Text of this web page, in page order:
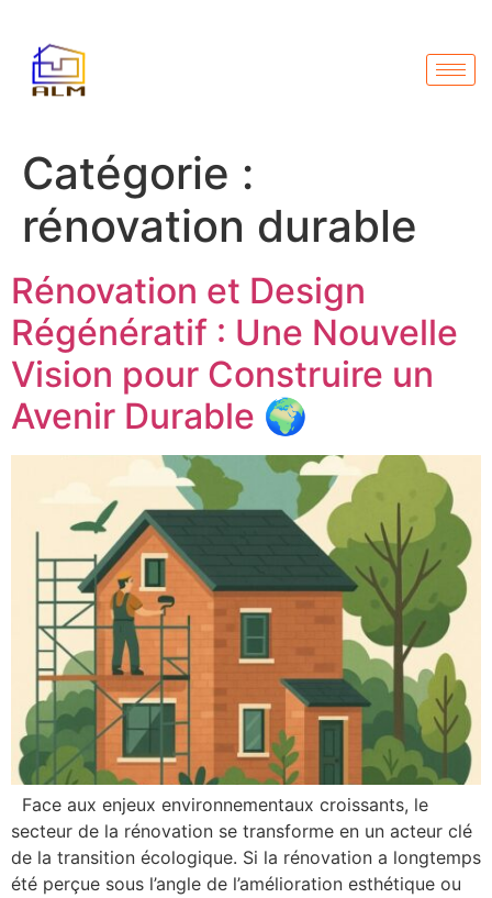
Catégorie :
rénovation durable
Rénovation et Design
Régénératif : Une Nouvelle
Vision pour Construire un
Avenir Durable 🌍
Face aux enjeux environnementaux croissants, le
secteur de la rénovation se transforme en un acteur clé
de la transition écologique. Si la rénovation a longtemps
été perçue sous l’angle de l’amélioration esthétique ou